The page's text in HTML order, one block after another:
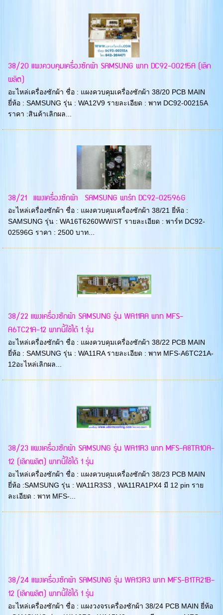
38/20 แผงควบคุมเครื่องซักผ้า SAMSUNG พาท DC92-00215A (เลิก
ผลิต)
อะไหล่เครื่องซักผ้า ชื่อ : แผงควบคุมเครื่องซักผ้า 38/20 PCB MAIN
ยี่ห้อ : SAMSUNG รุ่น : WA12V9 รายละเอียด : พาท DC92-00215A
ราคา :สินค้าเลิกผล...
38/21 แผงเครื่องซักผ้า SAMSUNG พาร์ท DC92-02596G
อะไหล่เครื่องซักผ้า ชื่อ : แผงควบคุมเครื่องซักผ้า 38/21 ยี่ห้อ :
SAMSUNG รุ่น : WA16T6260WW/ST รายละเอียด : พาร์ท DC92-
02596G ราคา : 2500 บาท...
38/22 แผงเครื่องซักผ้า SAMSUNG รุ่น WA11RA พาท MFS-
A6TC21A-12 พาทนี้ใช้ได้ 1 รุ่น
อะไหล่เครื่องซักผ้า ชื่อ : แผงควบคุมเครื่องซักผ้า 38/22 PCB MAIN
ยี่ห้อ : SAMSUNG รุ่น : WA11RA รายละเอียด : พาท MFS-A6TC21A-
12อะไหล่เลิกผล...
38/23 แผงเครื่องซักผ้า SAMSUNG รุ่น WA11R3 พาท MFS-A8TR10A-
12 (เลิกผลิต) พาทนี้ใช้ได้ 1 รุ่น
อะไหล่เครื่องซักผ้า ชื่อ : แผงควบคุมเครื่องซักผ้า 38/23 PCB MAIN
ยี่ห้อ :SAMSUNG รุ่น : WA11R3S3 , WA11RA1PX4 มี 12 pin ราย
ละเอียด : พาท MFS-...
38/24 แผงเครื่องซักผ้า SAMSUNG รุ่น WA13R3 พาท MFS-B1TR21B-
12 (เลิกผลิต) พาทนี้ใช้ได้ 1 รุ่น
อะไหล่เครื่องซักผ้า ชื่อ : แผงวงจรเครื่องซักผ้า 38/24 PCB MAIN ยี่ห้อ